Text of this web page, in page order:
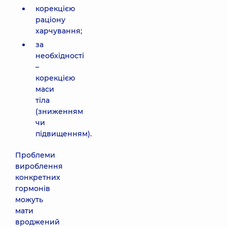
корекцією
раціону
харчування;
за
необхідності
–
корекцією
маси
тіла
(зниженням
чи
підвищенням).
Проблеми
вироблення
конкретних
гормонів
можуть
мати
вроджений